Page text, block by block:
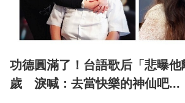
功德圓滿了！台語歌后「悲曝
歲 淚喊：去當快樂的神仙吧...